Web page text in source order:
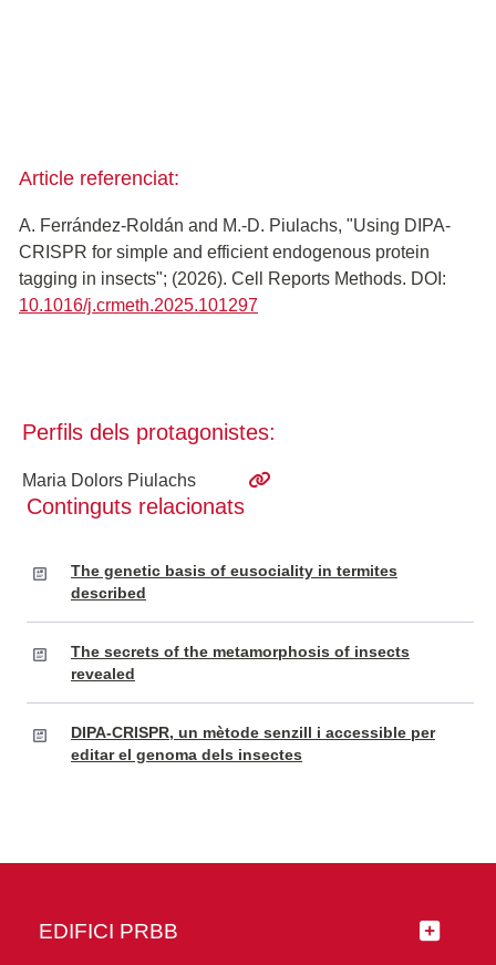
Article referenciat:
A. Ferrández-Roldán and M.-D. Piulachs, "Using DIPA-
CRISPR for simple and efficient endogenous protein
tagging in insects"; (2026). Cell Reports Methods. DOI:
10.1016/j.crmeth.2025.101297
Perfils dels protagonistes:
Maria Dolors Piulachs
Continguts relacionats
The genetic basis of eusociality in termites
described
The secrets of the metamorphosis of insects
revealed
DIPA-CRISPR, un mètode senzill i accessible per
editar el genoma dels insectes
EDIFICI PRBB